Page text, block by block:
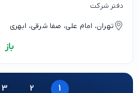
دفتر شرکت
تهران، امام علی، صفا شرقی، ابهری
باز
1
2
3